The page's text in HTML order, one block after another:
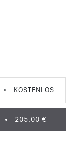
• KOSTENLOS
205,00 €